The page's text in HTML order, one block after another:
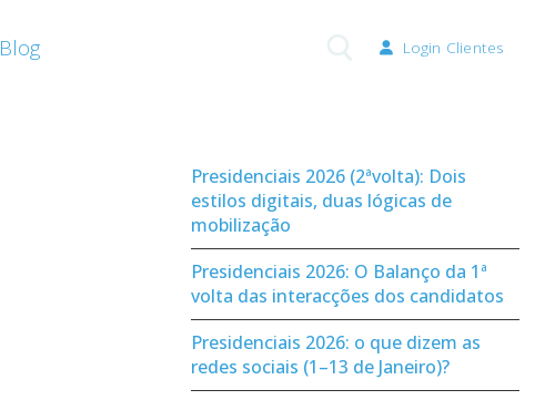
Blog Login Clientes
Presidenciais 2026 (2ªvolta): Dois
estilos digitais, duas lógicas de
mobilização
Presidenciais 2026: O Balanço da 1ª
volta das interacções dos candidatos
Presidenciais 2026: o que dizem as
redes sociais (1–13 de Janeiro)?